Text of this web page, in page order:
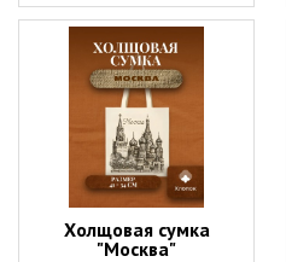
Холщовая сумка
"Москва"